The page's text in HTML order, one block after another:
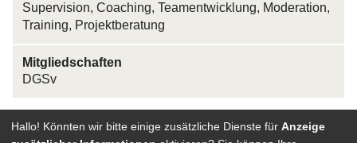
Supervision, Coaching, Teamentwicklung, Moderation,
Training, Projektberatung
Mitgliedschaften
DGSv
Hallo! Könnten wir bitte einige zusätzliche Dienste für Anzeige